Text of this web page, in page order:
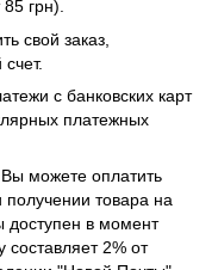
грн).
свой заказ,
с банковских карт
платежных
Вы можете оплатить
товара на
доступен в момент
составляет 2% от